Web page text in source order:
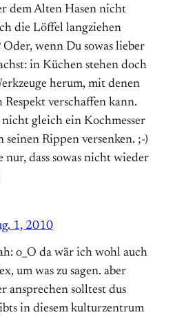
dem Alten Hasen nicht
die Löffel langziehen
Oder, wenn Du sowas lieber
in Küchen stehen doch
herum, mit denen
Respekt verschaffen kann.
nicht gleich ein Kochmesser
seinen Rippen versenken. ;-)
nur, dass sowas nicht wieder
1, 2010
o_O da wär ich wohl auch
um was zu sagen. aber
ansprechen solltest dus
in diesem kulturzentrum